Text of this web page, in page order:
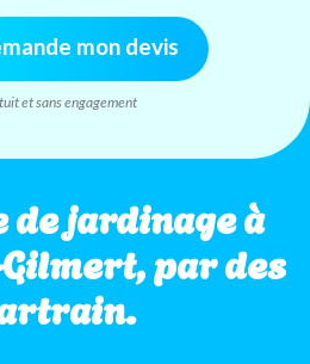
mon devis
et sans engagement
de jardinage à
par des